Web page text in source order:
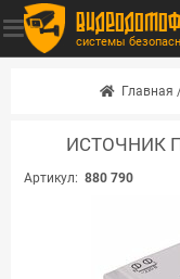
системы
Главная
ИСТОЧНИК
Артикул: 880 790